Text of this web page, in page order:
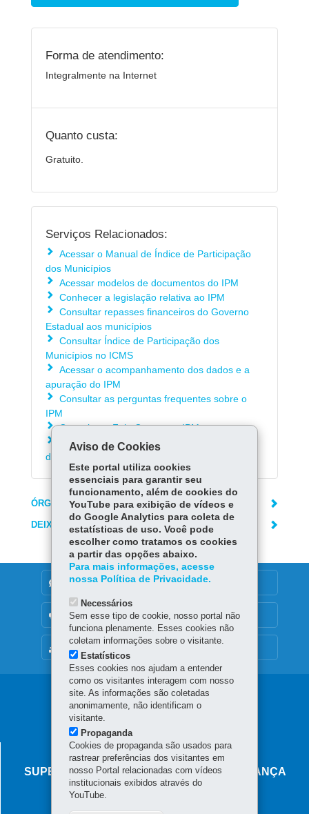
Forma de atendimento:
Integralmente na Internet
Quanto custa:
Gratuito.
Serviços Relacionados:
Acessar o Manual de Índice de Participação
dos Municípios
Acessar modelos de documentos do IPM
Conhecer a legislação relativa ao IPM
Consultar repasses financeiros do Governo
Estadual aos municípios
Consultar Índice de Participação dos
Municípios no ICMS
Acessar o acompanhamento dos dados e a
apuração do IPM
Consultar as perguntas frequentes sobre o
IPM
Consultar o Fale Conosco - IPM
Consultar os procedimentos para a obtenção
do Valor Adicionado relativo ao ano-base 2025
ÓRGÃO RESPONSÁVEL
DEIXE SUA OPINIÃO
DENUNCIE CORRUPÇÃO
OUVIDORIA
Navegação
principal
AGÊNCIA DO MIGRANTE
SUPERINTENDÊNCIA-GERAL DE GOVERNANÇA
MIGRATÓRIA
Aviso de Cookies
Este portal utiliza cookies
essenciais para garantir seu
funcionamento, além de cookies do
YouTube para exibição de vídeos e
do Google Analytics para coleta de
estatísticas de uso. Você pode
escolher como tratamos os cookies
a partir das opções abaixo.
Para mais informações, acesse
nossa Política de Privacidade.
Necessários
Sem esse tipo de cookie, nosso portal não
funciona plenamente. Esses cookies não
coletam informações sobre o visitante.
Estatísticos
Esses cookies nos ajudam a entender
como os visitantes interagem com nosso
site. As informações são coletadas
anonimamente, não identificam o
visitante.
Propaganda
Cookies de propaganda são usados para
rastrear preferências dos visitantes em
nosso Portal relacionadas com vídeos
institucionais exibidos através do
YouTube.